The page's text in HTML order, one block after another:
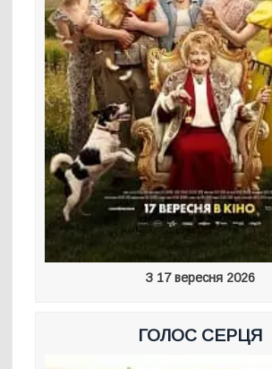
З 17 вересня 2026
ГОЛОС СЕРЦЯ